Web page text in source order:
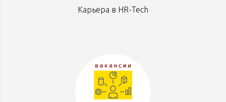
Карьера в HR-Tech